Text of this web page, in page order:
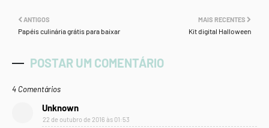
MAIS RECENTES
Kit digital Halloween
ANTIGOS
Papéis culinária grátis para baixar
POSTAR UM COMENTÁRIO
4 Comentários
Unknown
22 de outubro de 2016 às 01:53